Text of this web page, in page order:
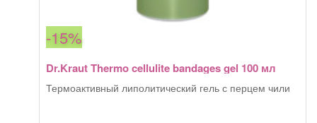
-15%
Dr.Kraut Thermo cellulite bandages gel 100 мл
Термоактивный липолитический гель с перцем чили